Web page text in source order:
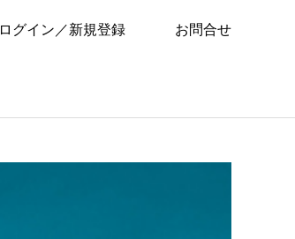
ログイン／新規登録 お問合せ